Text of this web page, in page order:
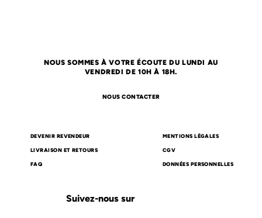
NOUS SOMMES À VOTRE ÉCOUTE DU LUNDI AU
VENDREDI DE 10H À 18H.
NOUS CONTACTER
DEVENIR REVENDEUR
LIVRAISON ET RETOURS
FAQ
MENTIONS LÉGALES
CGV
DONNÉES PERSONNELLES
Suivez-nous sur